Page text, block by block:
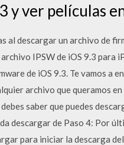
y ver películas
al descargar un archivo de
IPSW de iOS 9.3 para
de iOS 9.3. Te vamos a
archivo que queramos
saber que puedes
descargar de Paso 4: Por
para iniciar la descarga